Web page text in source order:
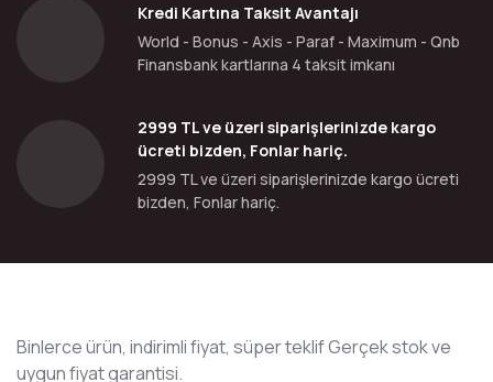
Kredi Kartına Taksit Avantajı
World - Bonus - Axis - Paraf - Maximum - Qnb
Finansbank kartlarına 4 taksit imkanı
2999 TL ve üzeri siparişlerinizde kargo
ücreti bizden, Fonlar hariç.
2999 TL ve üzeri siparişlerinizde kargo ücreti
bizden, Fonlar hariç.
Binlerce ürün, indirimli fiyat, süper teklif Gerçek stok ve
uygun fiyat garantisi.